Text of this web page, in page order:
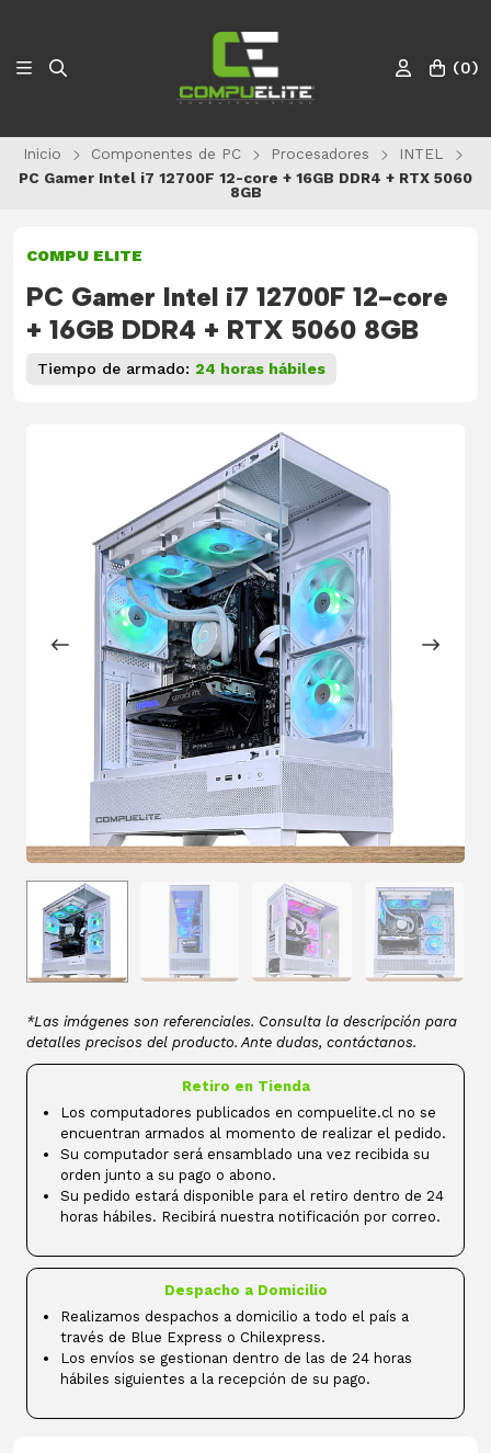
(0)
Inicio Componentes de PC Procesadores
INTEL
PC Gamer Intel i7 12700F 12-core + 16GB DDR4 + RTX 5060
8GB
COMPU ELITE
PC Gamer Intel i7 12700F 12-core
+ 16GB DDR4 + RTX 5060 8GB
Tiempo de armado: 24 horas hábiles
*Las imágenes son referenciales. Consulta la descripción para
detalles precisos del producto. Ante dudas, contáctanos.
Retiro en Tienda
Los computadores publicados en compuelite.cl no se
encuentran armados al momento de realizar el pedido.
Su computador será ensamblado una vez recibida su
orden junto a su pago o abono.
Su pedido estará disponible para el retiro dentro de 24
horas hábiles. Recibirá nuestra notificación por correo.
Despacho a Domicilio
Realizamos despachos a domicilio a todo el país a
través de Blue Express o Chilexpress.
Los envíos se gestionan dentro de las de 24 horas
hábiles siguientes a la recepción de su pago.